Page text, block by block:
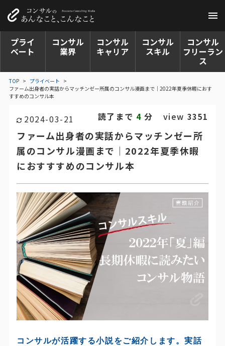
プライ
ベート
コンサル
業界
コンサル
キャリア
コンサル
スキル
コンサル
フリーラン
ス
TOP > プライベート >
ファーム出身者の実話からマッチンゼー所属のコンサル漫画まで｜2022年夏季休暇におす
すすめのコンサル本
2024-03-21 view 3351
読了まで 4 分
ファーム出身者の実話からマッチンゼー所
属のコンサル漫画まで｜2022年夏季休暇
におすすすめのコンサル本
コンサルが活躍する小説をご紹介します。実話